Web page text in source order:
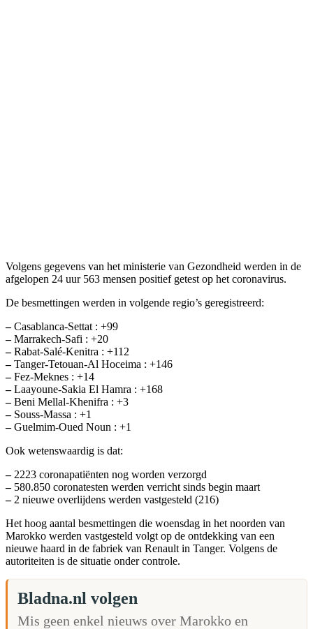
Volgens gegevens van het ministerie van Gezondheid werden in de
afgelopen 24 uur 563 mensen positief getest op het coronavirus.
De besmettingen werden in volgende regio’s geregistreerd:
–Casablanca-Settat : +99
–Marrakech-Safi : +20
–Rabat-Salé-Kenitra​ : +112
–Tanger-Tetouan-Al Hoceima : +146
–Fez-Meknes : +14
–Laayoune-Sakia El Hamra : +168
–Beni Mellal-Khenifra​​ : +3
–Souss-Massa : +1
–Guelmim-Oued Noun : +1
Ook wetenswaardig is dat:
–2223 coronapatiënten nog worden verzorgd
–580.850 coronatesten werden verricht sinds begin maart
–2 nieuwe overlijdens werden vastgesteld (216)
Het hoog aantal besmettingen die woensdag in het noorden van
Marokko werden vastgesteld volgt op de ontdekking van een
nieuwe haard in de fabriek van Renault in Tanger. Volgens de
autoriteiten is de situatie onder controle.
Bladna.nl volgen
Mis geen enkel nieuws over Marokko en